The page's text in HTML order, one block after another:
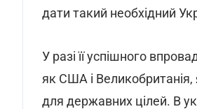
дати такий необхідний
У разі її успішного
як США і
для державних цілей. В